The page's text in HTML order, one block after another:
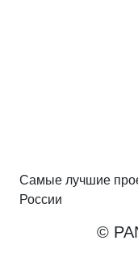
Самые лучшие
России
©